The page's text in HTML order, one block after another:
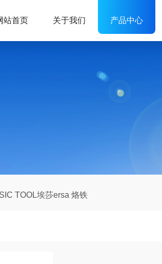
站首页 关于我们 产品中心
TOOL埃莎ersa 烙铁